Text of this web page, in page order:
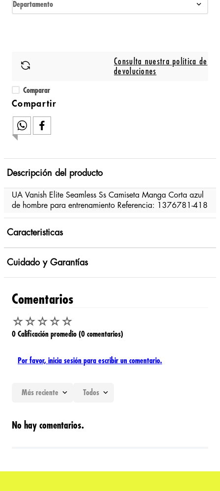
Departamento
Consulta nuestra política de
devoluciones
Comparar
Descripción del producto
UA Vanish Elite Seamless Ss Camiseta Manga Corta azul
de hombre para entrenamiento Referencia: 1376781-418
Caracteristicas
Cuidado y Garantías
Comentarios
☆☆☆☆☆
0 Calificación promedio (0 comentarios)
Por favor, inicia sesión para escribir un comentario.
Más reciente Todos
No hay comentarios.